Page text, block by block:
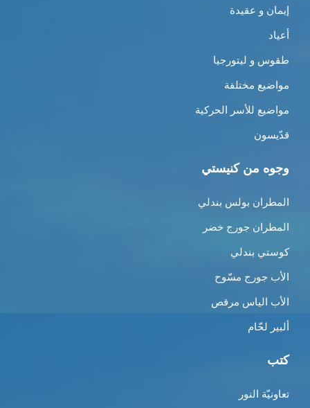
إيمان و عقيدة
أعياد
طقوس و ليتورجيا
مواضيع مختلفة
مواضيع للأسر الحركية
قدّيسون
وجوه من كنيستي
المطران بولس بندلي
المطران جورج خضر
كوستي بندلي
الأب جورج مسّوح
الأب الياس مرقص
ألبير لحّام
كتب
تعاونيّة النور